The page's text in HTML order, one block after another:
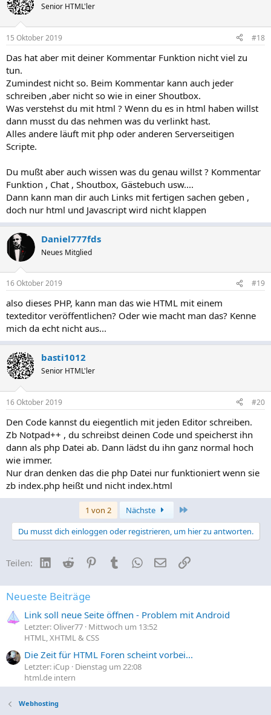
Senior HTML'ler
15 Oktober 2019 #18
Das hat aber mit deiner Kommentar Funktion nicht viel zu
tun.
Zumindest nicht so. Beim Kommentar kann auch jeder
schreiben ,aber nicht so wie in einer Shoutbox.
Was verstehst du mit html ? Wenn du es in html haben willst
dann musst du das nehmen was du verlinkt hast.
Alles andere läuft mit php oder anderen Serverseitigen
Scripte.
Du mußt aber auch wissen was du genau willst ? Kommentar
Funktion , Chat , Shoutbox, Gästebuch usw....
Dann kann man dir auch Links mit fertigen sachen geben ,
doch nur html und Javascript wird nicht klappen
Daniel777fds
Neues Mitglied
16 Oktober 2019 #19
also dieses PHP, kann man das wie HTML mit einem
texteditor veröffentlichen? Oder wie macht man das? Kenne
mich da echt nicht aus...
basti1012
Senior HTML'ler
16 Oktober 2019 #20
Den Code kannst du eiegentlich mit jeden Editor schreiben.
Zb Notpad++ , du schreibst deinen Code und speicherst ihn
dann als php Datei ab. Dann lädst du ihn ganz normal hoch
wie immer.
Nur dran denken das die php Datei nur funktioniert wenn sie
zb index.php heißt und nicht index.html
1 von 2 Nächste
Du musst dich einloggen oder registrieren, um hier zu antworten.
Teilen: LinkedIn
Reddit PinterestTumblrWhatsApp
E-MailLink
Neueste Beiträge
Link soll neue Seite öffnen - Problem mit Android
Letzter: Oliver77 Mittwoch um 13:52
HTML, XHTML & CSS
Die Zeit für HTML Foren scheint vorbei...
Letzter: iCup Dienstag um 22:08
html.de intern
Webhosting